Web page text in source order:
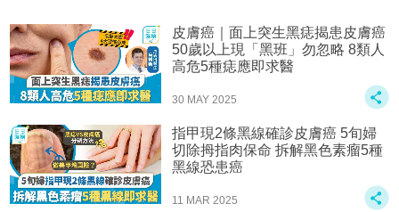
皮膚癌｜面上突生黑痣揭患皮膚癌
50歲以上現「黑班」勿忽略 8類人
高危5種痣應即求醫
30 MAY 2025
指甲現2條黑線確診皮膚癌 5旬婦
切除拇指肉保命 拆解黑色素瘤5種
黑線恐患癌
11 MAR 2025